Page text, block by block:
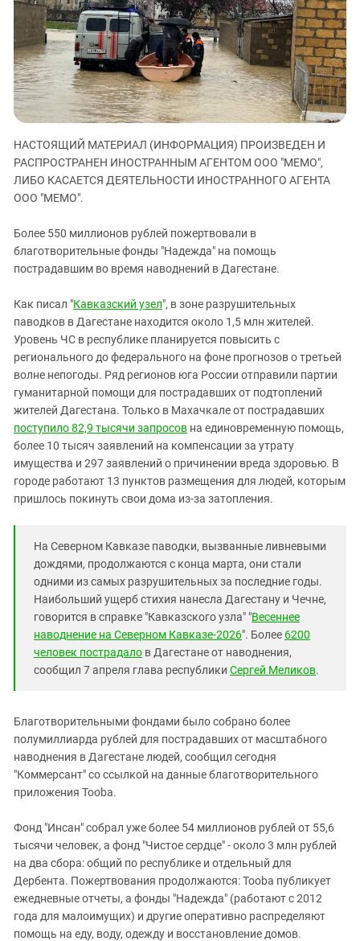
ЗАСТАВЛЯЕТ
КАВКАЗ ЗА ПАЛЕСТИНУ
ИНАКОМЫСЛИЕ В ЧЕЧНЕ
ПРЕСЛЕДОВАНИЕ АКТИВИСТОВ
МОБИЛИЗАЦИЯ И ПРОТЕСТЫ
Дагестан
Ингушетия
Кабардино-Балкария
Калмыкия
Карачаево-Черкесия
Краснодарский край
Нагорный Карабах
Российская Федерация
Северная Осетия - Алания
Южная Осетия
Южный Кавказ
ЮФО
НАСТОЯЩИЙ МАТЕРИАЛ (ИНФОРМАЦИЯ) ПРОИЗВЕДЕН И
РАСПРОСТРАНЕН ИНОСТРАННЫМ АГЕНТОМ ООО "МЕМО",
ЛИБО КАСАЕТСЯ ДЕЯТЕЛЬНОСТИ ИНОСТРАННОГО АГЕНТА
ООО "МЕМО".
Более 550 миллионов рублей пожертвовали в
благотворительные фонды "Надежда" на помощь
пострадавшим во время наводнений в Дагестане.
Как писал "Кавказский узел", в зоне разрушительных
паводков в Дагестане находится около 1,5 млн жителей.
Уровень ЧС в республике планируется повысить с
регионального до федерального на фоне прогнозов о третьей
волне непогоды. Ряд регионов юга России отправили партии
гуманитарной помощи для пострадавших от подтоплений
жителей Дагестана. Только в Махачкале от пострадавших
поступило 82,9 тысячи запросов на единовременную помощь,
более 10 тысяч заявлений на компенсации за утрату
имущества и 297 заявлений о причинении вреда здоровью. В
городе работают 13 пунктов размещения для людей, которым
пришлось покинуть свои дома из-за затопления.
На Северном Кавказе паводки, вызванные ливневыми
дождями, продолжаются с конца марта, они стали
одними из самых разрушительных за последние годы.
Наибольший ущерб стихия нанесла Дагестану и Чечне,
говорится в справке "Кавказского узла" "Весеннее
наводнение на Северном Кавказе-2026". Более 6200
человек пострадало в Дагестане от наводнения,
сообщил 7 апреля глава республики Сергей Меликов.
Благотворительными фондами было собрано более
полумиллиарда рублей для пострадавших от масштабного
наводнения в Дагестане людей, сообщил сегодня
"Коммерсант" со ссылкой на данные благотворительного
приложения Tooba.
Фонд "Инсан" собрал уже более 54 миллионов рублей от 55,6
тысячи человек, а фонд "Чистое сердце" - около 3 млн рублей
на два сбора: общий по республике и отдельный для
Дербента. Пожертвования продолжаются: Tooba публикует
ежедневные отчеты, а фонды "Надежда" (работают с 2012
года для малоимущих) и другие оперативно распределяют
помощь на еду, воду, одежду и восстановление домов.